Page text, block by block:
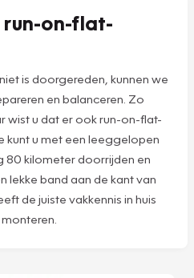
run-on-flat-
is doorgereden, kunnen we
en balanceren. Zo
wist u dat er ook run-on-flat-
kunt u met een leeggelopen
80 kilometer doorrijden en
lekke band aan de kant van
de juiste vakkennis in huis